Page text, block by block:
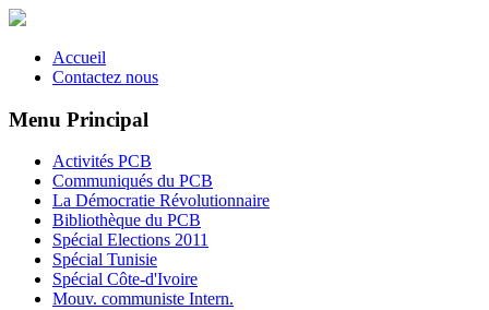
Accueil
Contactez nous
Menu Principal
Activités PCB
Communiqués du PCB
La Démocratie Révolutionnaire
Bibliothèque du PCB
Spécial Elections 2011
Spécial Tunisie
Spécial Côte-d'Ivoire
Mouv. communiste Intern.